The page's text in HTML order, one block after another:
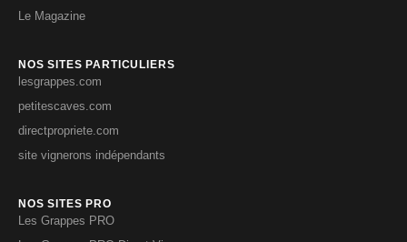
Le Magazine
NOS SITES PARTICULIERS
lesgrappes.com
petitescaves.com
directpropriete.com
site vignerons indépendants
NOS SITES PRO
Les Grappes PRO